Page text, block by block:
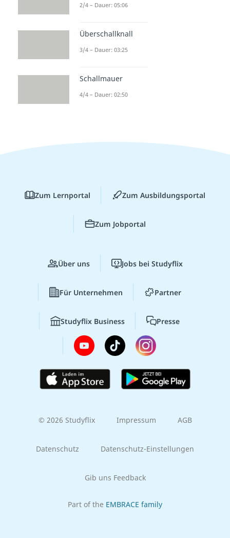
2/4 – Dauer: 05:06
Überschallknall
3/4 – Dauer: 03:25
Schallmauer
4/4 – Dauer: 02:50
Zum Lernportal Zum Ausbildungsportal
Zum Jobportal
Über uns Jobs bei Studyflix
Für Unternehmen Partner
Studyflix Business Presse
© 2026 Studyflix Impressum AGB
Datenschutz Datenschutz-Einstellungen
Gib uns Feedback
Part of the EMBRACE family